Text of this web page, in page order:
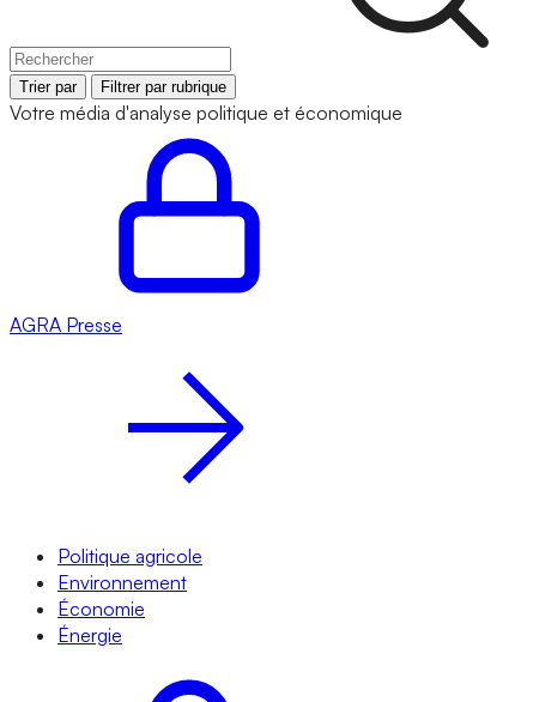
Trier par Filtrer par rubrique
Votre média d'analyse politique et économique
AGRA Presse
Politique agricole
Environnement
Économie
Énergie